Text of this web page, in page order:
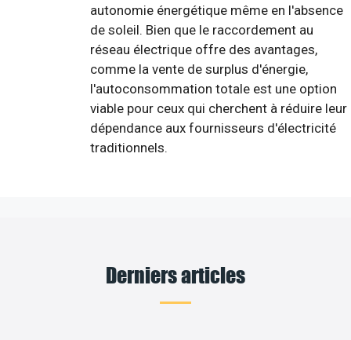
autonomie énergétique même en l'absence
de soleil. Bien que le raccordement au
réseau électrique offre des avantages,
comme la vente de surplus d'énergie,
l'autoconsommation totale est une option
viable pour ceux qui cherchent à réduire leur
dépendance aux fournisseurs d'électricité
traditionnels.
Derniers articles